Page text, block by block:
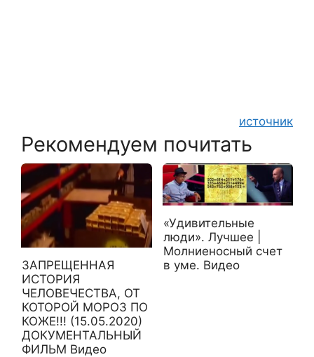
источник
Рекомендуем почитать
ЗАПРЕЩЕННАЯ
ИСТОРИЯ
ЧЕЛОВЕЧЕСТВА, ОТ
КОТОРОЙ МОРОЗ ПО
КОЖЕ!!! (15.05.2020)
ДОКУМЕНТАЛЬНЫЙ
ФИЛЬМ Видео
«Удивительные
люди». Лучшее |
Молниеносный счет
в уме. Видео